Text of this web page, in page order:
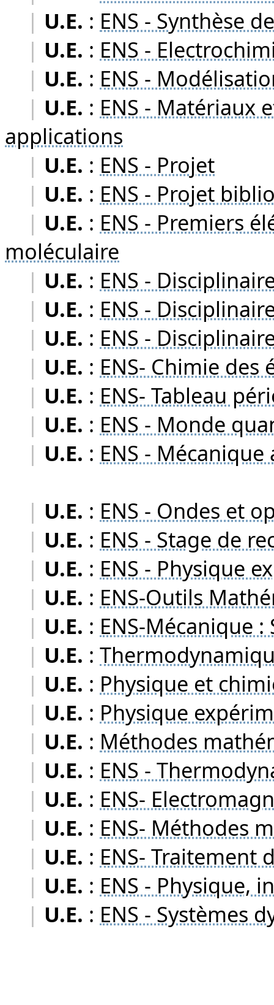
| U.E. : ENS - Synthèse
| U.E. : ENS -
| U.E. : ENS -
| U.E. : ENS - Matériaux
applications
| U.E. : ENS - Projet
| U.E. : ENS - Projet
| U.E. : ENS - Premiers
moléculaire
| U.E. : ENS -
| U.E. : ENS -
| U.E. : ENS -
| U.E. : ENS- Chimie
| U.E. : ENS- Tableau
| U.E. : ENS - Monde
| U.E. : ENS -
| U.E. : ENS - Ondes et
| U.E. : ENS - Stage de
| U.E. : ENS - Physique
| U.E. : ENS-Outils
| U.E. : ENS-Mécanique
| U.E. :
| U.E. : Physique et
| U.E. : Physique
| U.E. : Méthodes
| U.E. : ENS -
| U.E. : ENS-
| U.E. : ENS- Méthodes
| U.E. : ENS- Traitement
| U.E. : ENS - Physique,
| U.E. : ENS - Systèmes